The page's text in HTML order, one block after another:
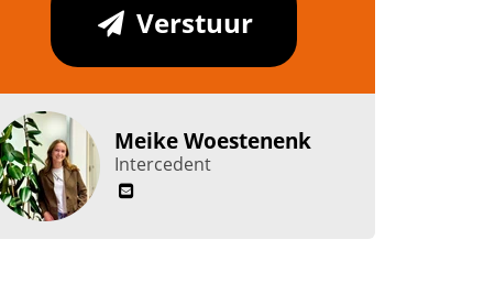
Meike Woestenenk
Intercedent
Verstuur